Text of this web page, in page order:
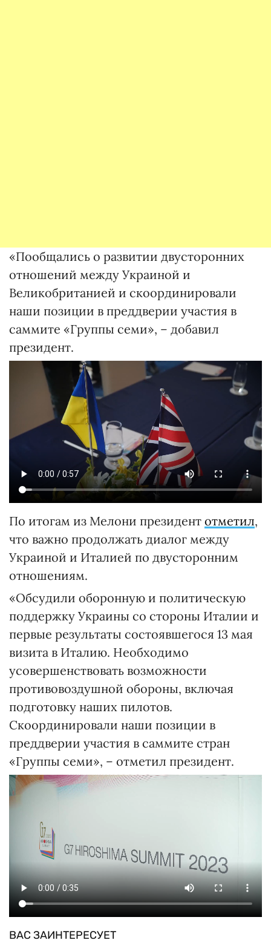
«Пообщались о развитии двусторонних
отношений между Украиной и
Великобританией и скоординировали
наши позиции в преддверии участия в
саммите «Группы семи», – добавил
президент.
По итогам из Мелони президент отметил,
что важно продолжать диалог между
Украиной и Италией по двусторонним
отношениям.
«Обсудили оборонную и политическую
поддержку Украины со стороны Италии и
первые результаты состоявшегося 13 мая
визита в Италию. Необходимо
усовершенствовать возможности
противовоздушной обороны, включая
подготовку наших пилотов.
Скоординировали наши позиции в
преддверии участия в саммите стран
«Группы семи», – отметил президент.
ВАС ЗАИНТЕРЕСУЕТ